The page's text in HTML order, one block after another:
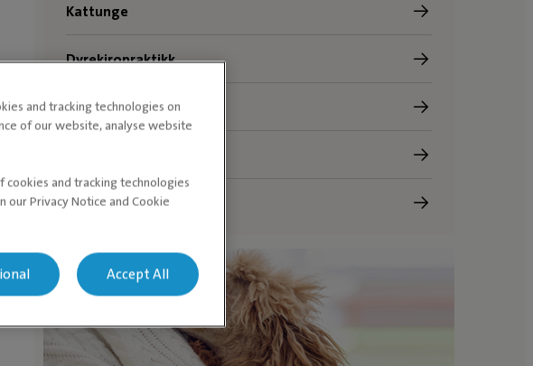
Kattunge
Dyrekiropraktikk
Skifte bandasje
Nytt kjæledyr?
and tracking technologies on
of our website, analyse website
and tracking technologies
Privacy Notice and Cookie
Accept All